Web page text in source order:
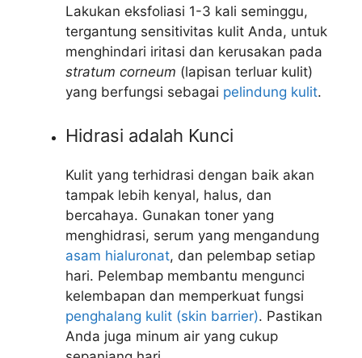
Lakukan eksfoliasi 1-3 kali seminggu,
tergantung sensitivitas kulit Anda, untuk
menghindari iritasi dan kerusakan pada
stratum corneum (lapisan terluar kulit)
yang berfungsi sebagai pelindung kulit.
Hidrasi adalah Kunci
Kulit yang terhidrasi dengan baik akan
tampak lebih kenyal, halus, dan
bercahaya. Gunakan toner yang
menghidrasi, serum yang mengandung
asam hialuronat, dan pelembap setiap
hari. Pelembap membantu mengunci
kelembapan dan memperkuat fungsi
penghalang kulit (skin barrier). Pastikan
Anda juga minum air yang cukup